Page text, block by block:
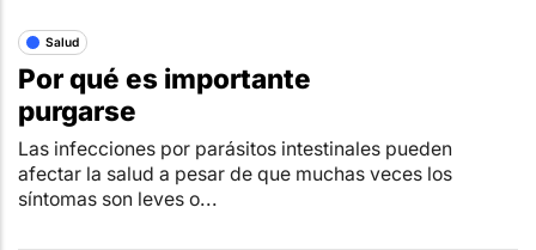
Salud
Por qué es importante
purgarse
Las infecciones por parásitos intestinales pueden
afectar la salud a pesar de que muchas veces los
síntomas son leves o...